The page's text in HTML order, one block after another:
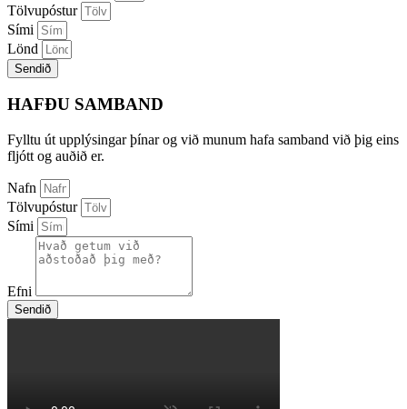
Tölvupóstur
Sími
Lönd
Sendið
HAFÐU SAMBAND
Fylltu út upplýsingar þínar og við munum hafa samband við þig eins
fljótt og auðið er.
Nafn
Tölvupóstur
Sími
Efni
Sendið